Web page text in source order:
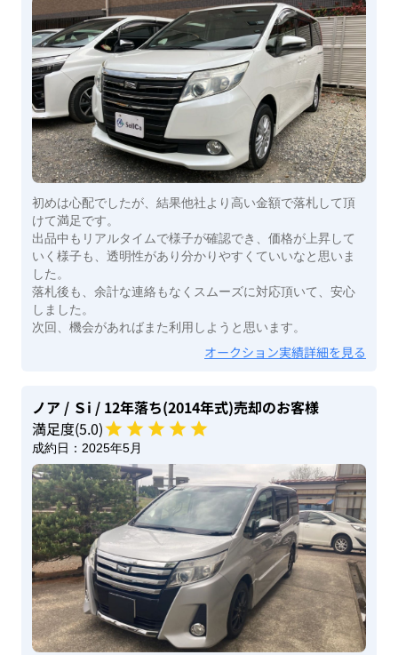
初めは心配でしたが、結果他社より高い金額で落札して頂
けて満足です。
出品中もリアルタイムで様子が確認でき、価格が上昇して
いく様子も、透明性があり分かりやすくていいなと思いま
した。
落札後も、余計な連絡もなくスムーズに対応頂いて、安心
しました。
次回、機会があればまた利用しようと思います。
オークション実績詳細を見る
ノア / Ｓi / 12年落ち(2014年式)売却のお客様
満足度(5.0)
成約日： 2025年5月